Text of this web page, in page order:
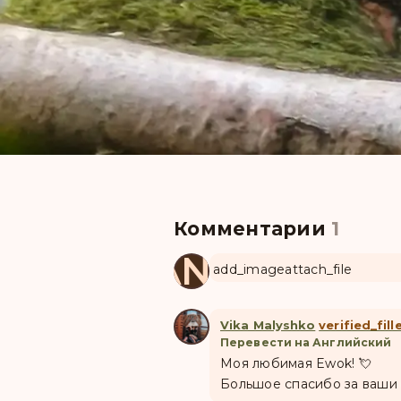
Комментарии 1
MANUL
add_imageattach_file
Vika Malyshko
Перевести на Английский
Моя любимая Ewok! 💘
Большое спасибо за ваши